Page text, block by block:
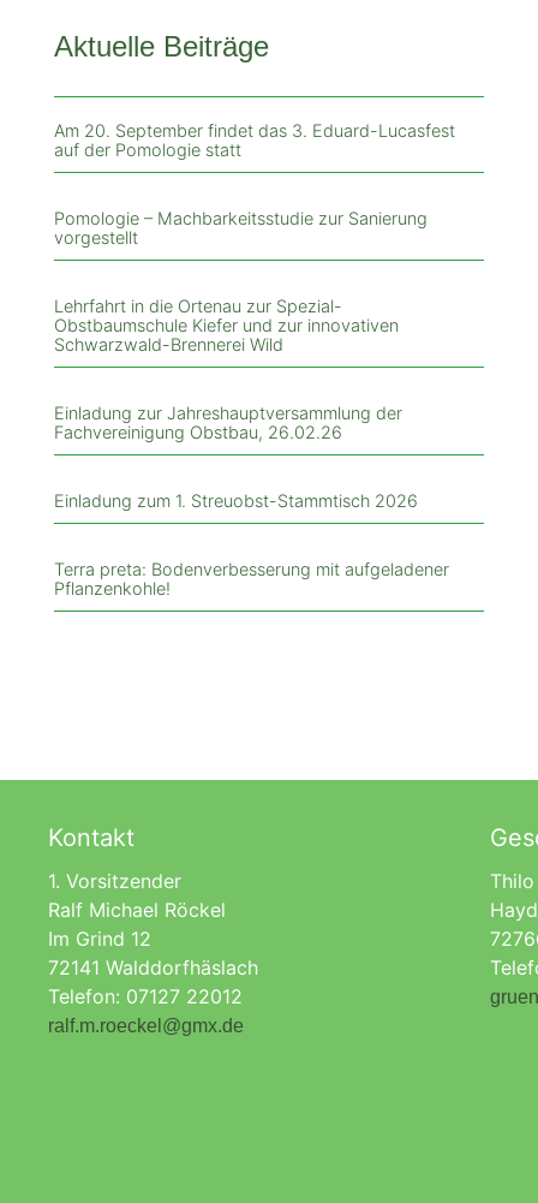
Aktuelle Beiträge
Am 20. September findet das 3. Eduard-Lucasfest
auf der Pomologie statt
Pomologie – Machbarkeitsstudie zur Sanierung
vorgestellt
Lehrfahrt in die Ortenau zur Spezial-
Obstbaumschule Kiefer und zur innovativen
Schwarzwald-Brennerei Wild
Einladung zur Jahreshauptversammlung der
Fachvereinigung Obstbau, 26.02.26
Einladung zum 1. Streuobst-Stammtisch 2026
Terra preta: Bodenverbesserung mit aufgeladener
Pflanzenkohle!
Kontakt
1. Vorsitzender
Ralf Michael Röckel
Im Grind 12
72141 Walddorfhäslach
Telefon: 07127 22012
ralf.m.roeckel@gmx.de